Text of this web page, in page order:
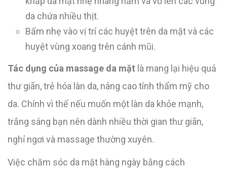
da chứa nhiều thịt.
Bấm nhẹ vào vị trí các huyệt trên da mặt và các
huyệt vùng xoang trên cánh mũi.
Tác dụng của massage da mặt là mang lại hiệu quả
thư giãn, trẻ hóa làn da, nâng cao tính thẩm mỹ cho
da. Chính vì thế nếu muốn một làn da khỏe mạnh,
trắng sáng bạn nên dành nhiều thời gian thư giãn,
nghỉ ngơi và massage thường xuyên.
Việc chăm sóc da mặt hàng ngày bằng cách